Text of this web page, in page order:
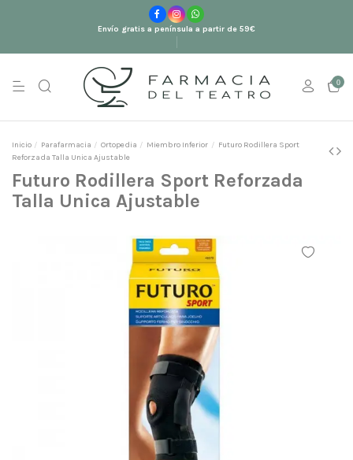
Envío gratis a península a partir de 59€
0
Inicio Parafarmacia Ortopedia Miembro Inferior
Futuro Rodillera Sport
Reforzada Talla Unica Ajustable
Futuro Rodillera Sport Reforzada
Talla Unica Ajustable